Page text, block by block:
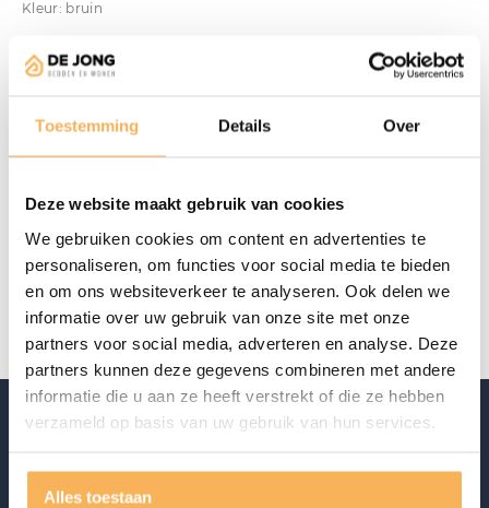
Toestemming Details Over
Deze website maakt gebruik van cookies
We gebruiken cookies om content en advertenties te
personaliseren, om functies voor social media te bieden
en om ons websiteverkeer te analyseren. Ook delen we
informatie over uw gebruik van onze site met onze
partners voor social media, adverteren en analyse. Deze
partners kunnen deze gegevens combineren met andere
informatie die u aan ze heeft verstrekt of die ze hebben
verzameld op basis van uw gebruik van hun services.
Alles toestaan
Kleur: bruin
€549,00
Specificaties